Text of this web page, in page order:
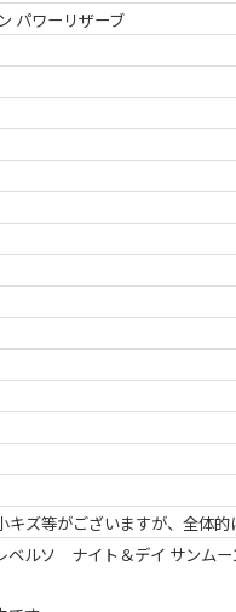
パワーリザーブ
キズ等がございますが、全体的
ベルソ ナイト＆デイ サンムー